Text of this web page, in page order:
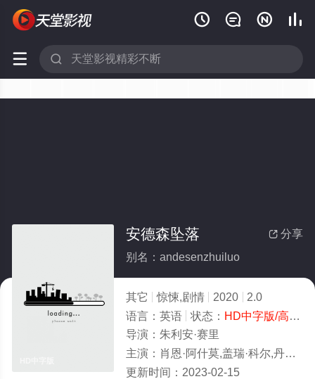
   
 
 分享
安德森坠落
别名：andesenzhuiluo
其它 惊悚,剧情 2020
2.0
语言： 英语 状态： HD中字版/高清
导演： 朱利安·赛里
主演： 肖恩·阿什莫,盖瑞·科尔,丹妮拉·阿隆索,理查德·哈蒙,Judah,Mackey,索尼亚·瓦格尔,法伊娜·乔康,林·沙烨,Toby,Wayne,Car
更新时间： 2023-02-15